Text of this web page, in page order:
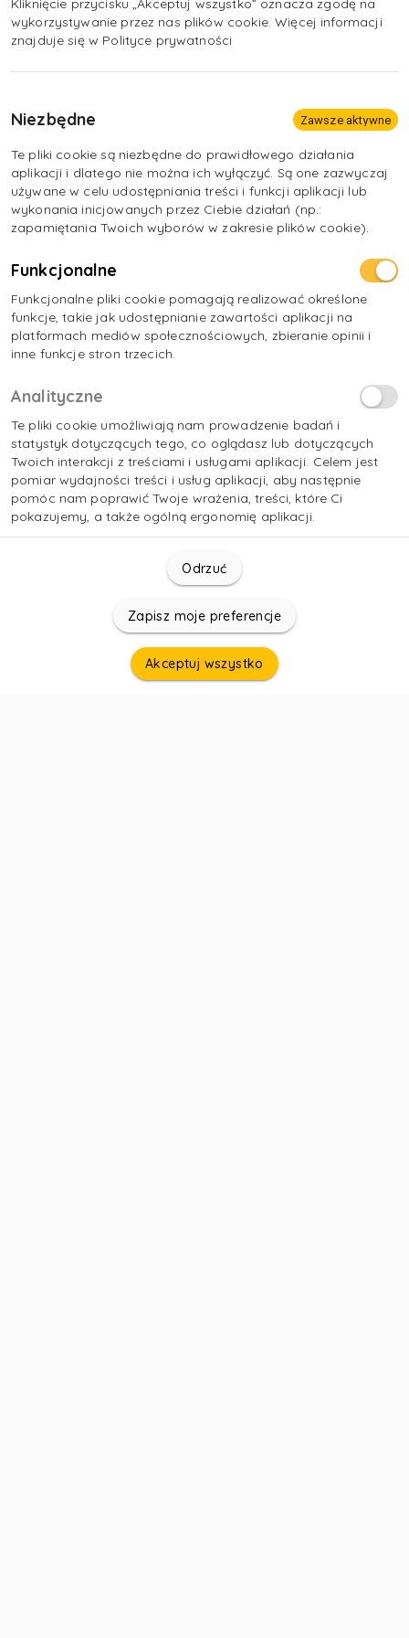
stolarskiego z profesjonalnymi elektronarzędziami.
Kliknięcie przycisku „Akceptuj wszystko” oznacza zgodę na
wykorzystywanie przez nas plików cookie. Więcej informacji
znajduje się w Polityce prywatności
Niezbędne Zawsze aktywne
Te pliki cookie są niezbędne do prawidłowego działania
aplikacji i dlatego nie można ich wyłączyć. Są one zazwyczaj
używane w celu udostępniania treści i funkcji aplikacji lub
wykonania inicjowanych przez Ciebie działań (np.:
zapamiętania Twoich wyborów w zakresie plików cookie).
Funkcjonalne
Funkcjonalne pliki cookie pomagają realizować określone
funkcje, takie jak udostępnianie zawartości aplikacji na
platformach mediów społecznościowych, zbieranie opinii i
inne funkcje stron trzecich.
Analityczne
Te pliki cookie umożliwiają nam prowadzenie badań i
statystyk dotyczących tego, co oglądasz lub dotyczących
Twoich interakcji z treściami i usługami aplikacji. Celem jest
pomiar wydajności treści i usług aplikacji, aby następnie
pomóc nam poprawić Twoje wrażenia, treści, które Ci
pokazujemy, a także ogólną ergonomię aplikacji.
Odrzuć
Zapisz moje preferencje
Akceptuj wszystko